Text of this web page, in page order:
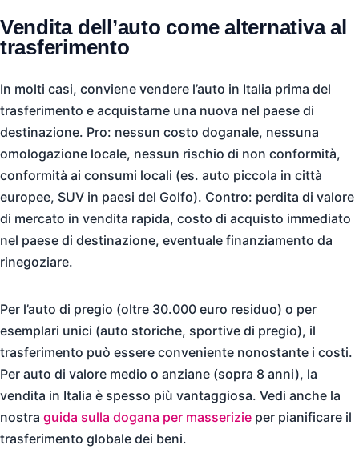
Vendita dell’auto come alternativa al
trasferimento
In molti casi, conviene vendere l’auto in Italia prima del
trasferimento e acquistarne una nuova nel paese di
destinazione. Pro: nessun costo doganale, nessuna
omologazione locale, nessun rischio di non conformità,
conformità ai consumi locali (es. auto piccola in città
europee, SUV in paesi del Golfo). Contro: perdita di valore
di mercato in vendita rapida, costo di acquisto immediato
nel paese di destinazione, eventuale finanziamento da
rinegoziare.
Per l’auto di pregio (oltre 30.000 euro residuo) o per
esemplari unici (auto storiche, sportive di pregio), il
trasferimento può essere conveniente nonostante i costi.
Per auto di valore medio o anziane (sopra 8 anni), la
vendita in Italia è spesso più vantaggiosa. Vedi anche la
nostra guida sulla dogana per masserizie per pianificare il
trasferimento globale dei beni.